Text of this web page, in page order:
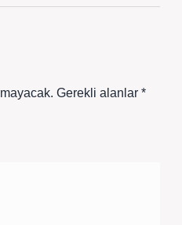
Gerekli alanlar *